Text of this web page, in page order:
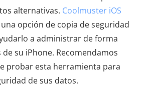
alternativas. Coolmuster iOS
opción de copia de seguridad
a administrar de forma
su iPhone. Recomendamos
probar esta herramienta para
de sus datos.